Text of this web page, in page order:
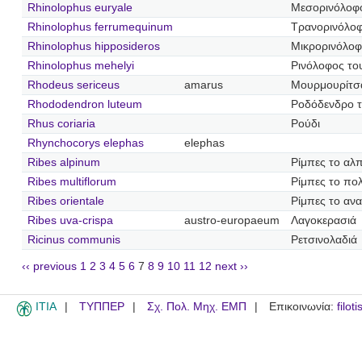
Rhinolophus euryale
Rhinolophus ferrumequinum
Rhinolophus hipposideros
Rhinolophus mehelyi
Ρινόλοφος
Rhodeus sericeus
amarus
Rhododendron luteum
Ροδόδενδρο
Rhus coriaria
Ρούδι
Rhynchocorys elephas
elephas
Ribes alpinum
Ρίμπες το
Ribes multiflorum
Ρίμπες το
Ribes orientale
Ρίμπες το
Ribes uva-crispa
austro-europaeum
Λαγοκερασιά
Ricinus communis
Ρετσινολαδιά
‹‹ previous 1 2 3 4 5 6 7 8 9 10 11 12 next ››
ITIA ΤΥΠΠΕΡ Σχ. Πολ. Μηχ. ΕΜΠ Επικοινωνία: